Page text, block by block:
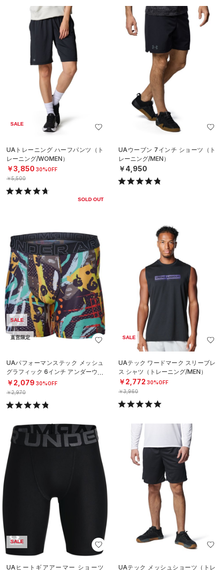
SALE
UAトレーニング ハーフパンツ（ト
レーニング/WOMEN）
￥3,850 30%OFF
￥5,500
SOLD OUT
UAウーブン 7インチ ショーツ（ト
レーニング/MEN）
￥4,950
SALE
直営限定
UAパフォーマンステック メッシュ
グラフィック 6インチ アンダーウェ
ア（トレーニング/MEN）
￥2,079 30%OFF
￥2,970
SALE
UAテック ワードマーク スリーブレ
ス シャツ（トレーニング/MEN）
￥2,772 30%OFF
￥3,960
SALE
UAヒートギアアーマー ショーツ UAテック メッシュショーツ（トレ